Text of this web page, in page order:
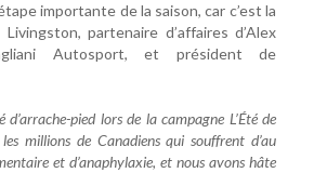
importante de la saison, car c’est la
partenaire d’affaires d’Alex
Autosport, et président de
pied lors de la campagne L’Été de
millions de Canadiens qui souffrent d’au
et d’anaphylaxie, et nous avons hâte